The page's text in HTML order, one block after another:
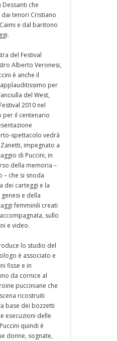
Dessanti che
tenori Cristiano
e dal baritono
del Festival
Alberto Veronesi,
è anche il
per
del West,
2010 nel
per il centenario
spettacolo vedrà
impegnato a
di Puccini, in
della memoria –
– che si snoda
dei carteggi e la
e della
femminili creati
sullo
e video.
lo studio del
è associato e
fisse e in
da cornice al
pucciniane che
ricostruiti
base dei bozzetti
esecuzioni delle
quindi è
donne, sognate,